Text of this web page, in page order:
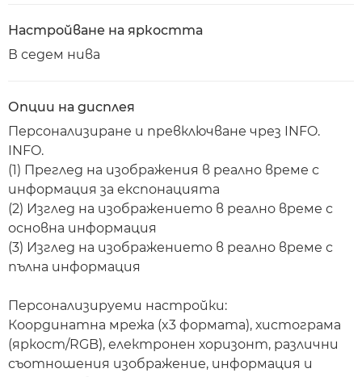
Настройване на яркостта
В седем нива
Опции на дисплея
Персонализиране и превключване чрез INFO.
INFO.
(1) Преглед на изображения в реално време с
информация за експонацията
(2) Изглед на изображението в реално време с
основна информация
(3) Изглед на изображението в реално време с
пълна информация
Персонализируеми настройки:
Координатна мрежа (x3 формата), хистограма
(яркост/RGB), електронен хоризонт, различни
съотношения изображение, информация и